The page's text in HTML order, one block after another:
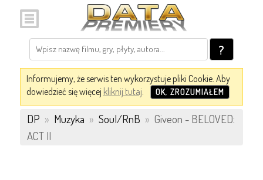
?
Informujemy, że serwis ten wykorzystuje pliki Cookie. Aby
dowiedzieć się więcej kliknij tutaj. OK, ZROZUMIAŁEM
DP » Muzyka » Soul/RnB » Giveon - BELOVED:
ACT II